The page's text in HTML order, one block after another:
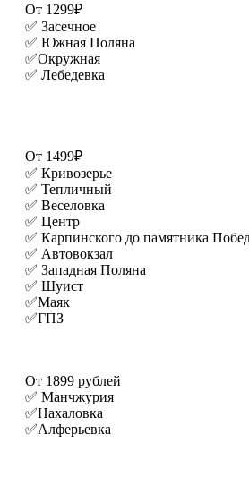
От 1299₽
✅ Засечное
✅ Южная Поляна
✅Окружная
✅ Лебедевка
От 1499₽
✅ Кривозерье
✅ Тепличный
✅ Веселовка
✅ Центр
✅ Карпинского до памятника
✅ Автовокзал
✅ Западная Поляна
✅ Шуист
✅Маяк
✅ГПЗ
От 1899 рублей
✅ Манчжурия
✅Нахаловка
✅Алферьевка